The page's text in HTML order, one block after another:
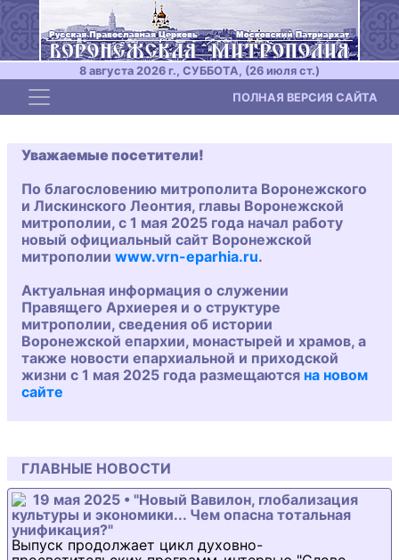
8 августа 2026 г., СУББОТА, (26 июля ст.)
Toggle navigation ПОЛНАЯ ВЕРСИЯ САЙТА
Уважаемые посетители!
По благословению митрополита Воронежского
и Лискинского Леонтия, главы Воронежской
митрополии, с 1 мая 2025 года начал работу
новый официальный сайт Воронежской
митрополии www.vrn-eparhia.ru.
Актуальная информация о служении
Правящего Архиерея и о структуре
митрополии, сведения об истории
Воронежской епархии, монастырей и храмов, а
также новости епархиальной и приходской
жизни с 1 мая 2025 года размещаются на новом
сайте
ГЛАВНЫЕ НОВОСТИ
19 мая 2025 • "Новый Вавилон, глобализация
культуры и экономики... Чем опасна тотальная
унификация?"
Выпуск продолжает цикл духовно-